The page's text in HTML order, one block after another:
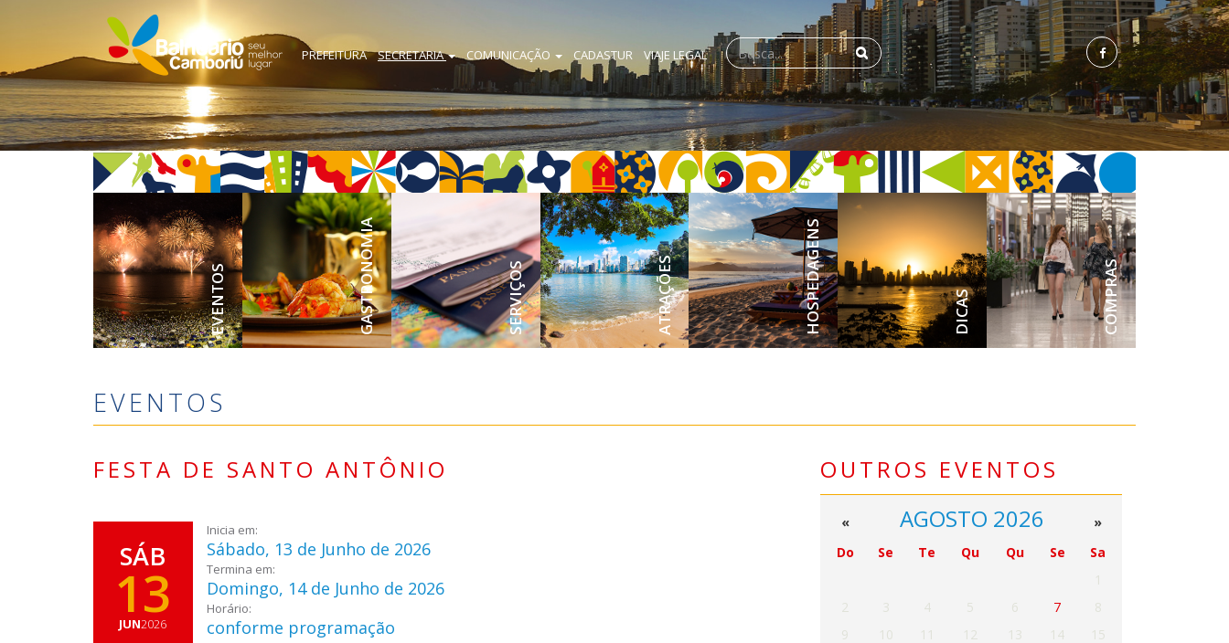
PREFEITURA SECRETARIA COMUNICAÇÃO CADASTUR VIAJE LEGAL
EVENTOS GASTRONOMIA SERVIÇOS ATRAÇÕES HOSPEDAGENS DICAS COMPRAS
EVENTOS
FESTA DE SANTO ANTÔNIO
SÁB
13
JUN2026
Inicia em:
Sábado, 13 de Junho de 2026
Termina em:
Domingo, 14 de Junho de 2026
Horário:
conforme programação
OUTROS EVENTOS
« AGOSTO 2026
»
Do
Se Te Qu Qu Se
Sa
1
2
3 4 5 6 7
8
9
10 11 12 13 14
15